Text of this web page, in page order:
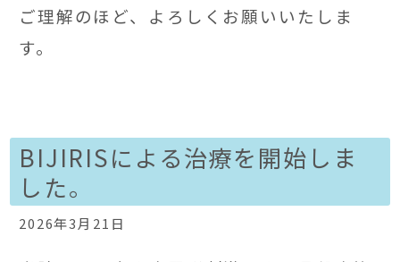
ご理解のほど、よろしくお願いいたしま
す。
BIJIRISによる治療を開始しま
した。
2026年3月21日